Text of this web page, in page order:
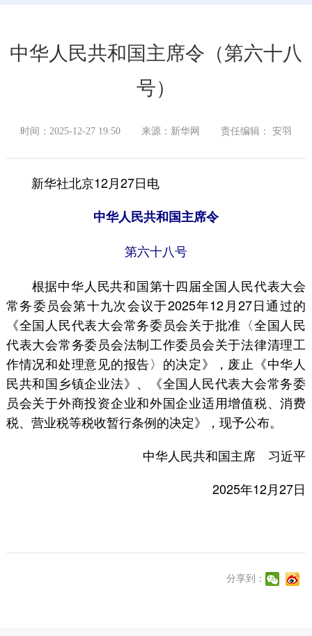
中华人民共和国主席令（第六十八
号）
时间：2025-12-27 19:50 来源：新华网 责任编辑： 安羽
新华社北京12月27日电
中华人民共和国主席令
第六十八号
根据中华人民共和国第十四届全国人民代表大会
常务委员会第十九次会议于2025年12月27日通过的
《全国人民代表大会常务委员会关于批准〈全国人民
代表大会常务委员会法制工作委员会关于法律清理工
作情况和处理意见的报告〉的决定》，废止《中华人
民共和国乡镇企业法》、《全国人民代表大会常务委
员会关于外商投资企业和外国企业适用增值税、消费
税、营业税等税收暂行条例的决定》，现予公布。
中华人民共和国主席 习近平
2025年12月27日
分享到：